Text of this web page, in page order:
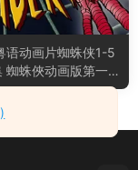
语动画片蜘蛛侠1-5
蜘蛛俠动画版第一
粤语版